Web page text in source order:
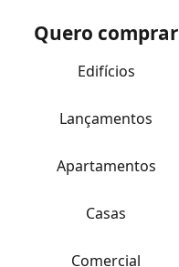
Quero comprar
Edifícios
Lançamentos
Apartamentos
Casas
Comercial